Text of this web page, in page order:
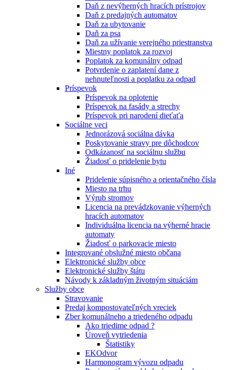
Daň z nevýherných hracích prístrojov
Daň z predajných automatov
Daň za ubytovanie
Daň za psa
Daň za užívanie verejného priestranstva
Miestny poplatok za rozvoj
Poplatok za komunálny odpad
Potvrdenie o zaplatení dane z
nehnuteľnosti a poplatku za odpad
Príspevok
Príspevok na oplotenie
Príspevok na fasády a strechy
Príspevok pri narodení dieťaťa
Sociálne veci
Jednorázová sociálna dávka
Poskytovanie stravy pre dôchodcov
Odkázanosť na sociálnu službu
Žiadosť o pridelenie bytu
Iné
Pridelenie súpisného a orientačného čísla
Miesto na trhu
Výrub stromov
Licencia na prevádzkovanie výherných
hracích automatov
Individuálna licencia na výherné hracie
automaty
Žiadosť o parkovacie miesto
Integrované obslužné miesto občana
Elektronické služby obce
Elektronické služby štátu
Návody k základným životným situáciám
Služby obce
Stravovanie
Predaj kompostovateľných vreciek
Zber komunálneho a triedeného odpadu
Ako triedime odpad ?
Úroveň vytriedenia
Štatistiky
EKOdvor
Harmonogram vývozu odpadu